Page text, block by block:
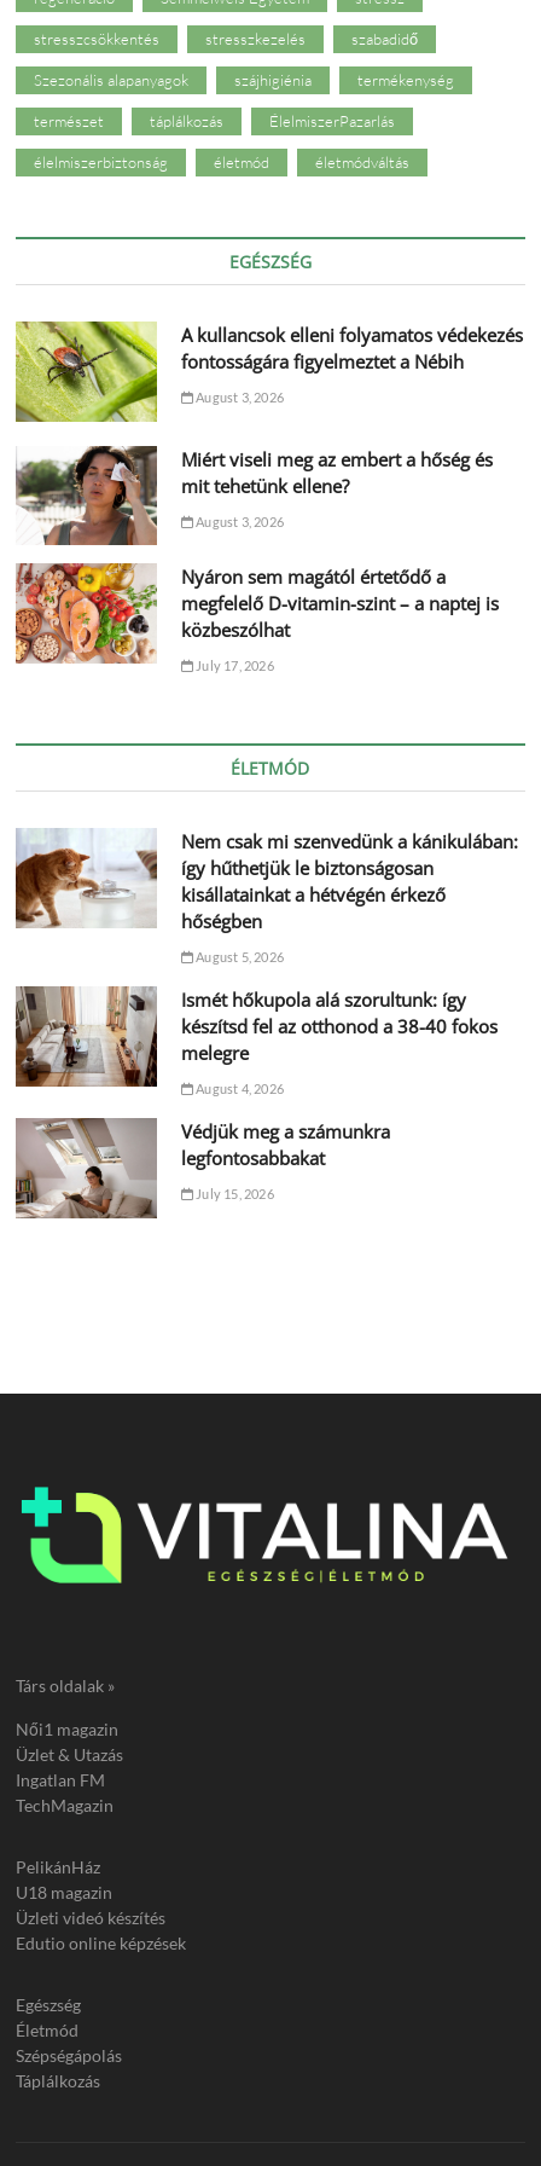
stresszcsökkentés stresszkezelés szabadidő
Szezonális alapanyagok szájhigiénia termékenység
természet táplálkozás ÉlelmiszerPazarlás
élelmiszerbiztonság életmód életmódváltás
EGÉSZSÉG
A kullancsok elleni folyamatos védekezés
fontosságára figyelmeztet a Nébih
August 3, 2026
Miért viseli meg az embert a hőség és
mit tehetünk ellene?
August 3, 2026
Nyáron sem magától értetődő a
megfelelő D-vitamin-szint – a naptej is
közbeszólhat
July 17, 2026
ÉLETMÓD
Nem csak mi szenvedünk a kánikulában:
így hűthetjük le biztonságosan
kisállatainkat a hétvégén érkező
hőségben
August 5, 2026
Ismét hőkupola alá szorultunk: így
készítsd fel az otthonod a 38-40 fokos
melegre
August 4, 2026
Védjük meg a számunkra
legfontosabbakat
July 15, 2026
Társ oldalak »
Női1 magazin
Üzlet & Utazás
Ingatlan FM
TechMagazin
PelikánHáz
U18 magazin
Üzleti videó készítés
Edutio online képzések
Egészség
Életmód
Szépségápolás
Táplálkozás